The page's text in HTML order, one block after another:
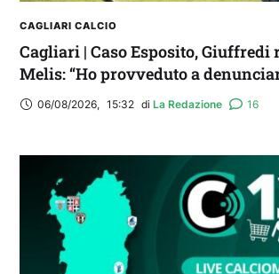
CAGLIARI CALCIO
Cagliari | Caso Esposito, Giuffredi
Melis: “Ho provveduto a
diffamazione aggravata”
06/08/2026, 15:32 di La Redazione 16